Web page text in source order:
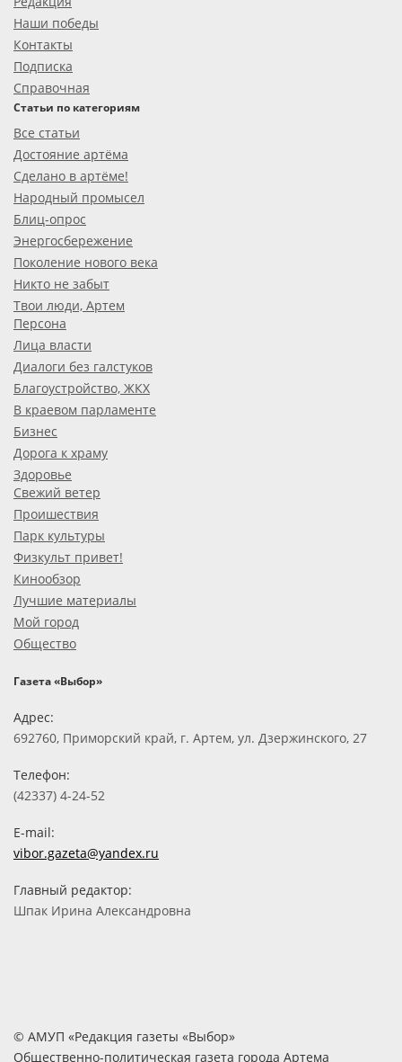
Наши победы
Контакты
Подписка
Справочная
Статьи по категориям
Все статьи
Достояние артёма
Сделано в артёме!
Народный промысел
Блиц-опрос
Энергосбережение
Поколение нового века
Никто не забыт
Твои люди, Артем
Персона
Лица власти
Диалоги без галстуков
Благоустройство, ЖКХ
В краевом парламенте
Бизнес
Дорога к храму
Здоровье
Свежий ветер
Проишествия
Парк культуры
Физкульт привет!
Кинообзор
Лучшие материалы
Мой город
Общество
Газета «Выбор»
Адрес:
692760, Приморский край, г. Артем, ул. Дзержинского, 27
Телефон:
(42337) 4-24-52
E-mail:
vibor.gazeta@yandex.ru
Главный редактор:
Шпак Ирина Александровна
© АМУП «Редакция газеты «Выбор»
Общественно-политическая газета города Артема